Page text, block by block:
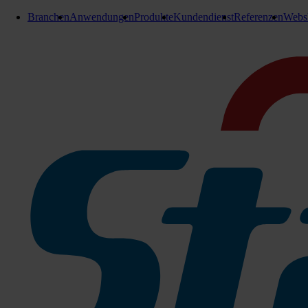
BranchenAnwendungenProdukteKundendienstReferenzen